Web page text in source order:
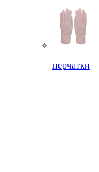
перчатки